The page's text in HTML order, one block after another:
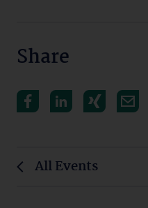
Share
All Events